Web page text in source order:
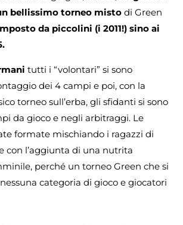
bellissimo torneo misto di Green
da piccolini (i 2011!) sino ai
tutti i “volontari” si sono
dei 4 campi e poi, con la
torneo sull’erba, gli sfidanti si sono
da gioco e negli arbitraggi. Le
formate mischiando i ragazzi di
con l’aggiunta di una nutrita
perché un torneo Green che si
categoria di gioco e giocatori